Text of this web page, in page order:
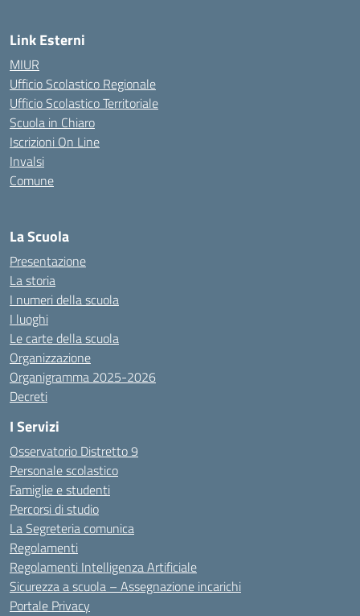
Link Esterni
MIUR
Ufficio Scolastico Regionale
Ufficio Scolastico Territoriale
Scuola in Chiaro
Iscrizioni On Line
Invalsi
Comune
La Scuola
Presentazione
La storia
I numeri della scuola
I luoghi
Le carte della scuola
Organizzazione
Organigramma 2025-2026
Decreti
I Servizi
Osservatorio Distretto 9
Personale scolastico
Famiglie e studenti
Percorsi di studio
La Segreteria comunica
Regolamenti
Regolamenti Intelligenza Artificiale
Sicurezza a scuola – Assegnazione incarichi
Portale Privacy